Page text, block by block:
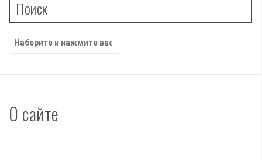
Поиск
Найти:
О сайте